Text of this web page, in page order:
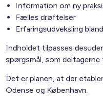
Information om ny
Fælles drøftelser
Erfaringsudveksling
Indholdet tilpasses
spørgsmål, som
Det er planen, at der
Odense og København.